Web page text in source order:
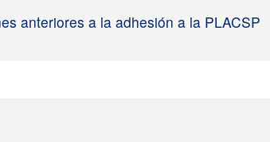
anteriores a la adhesión a la PLACSP